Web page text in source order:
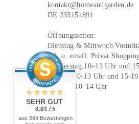
kontakt@homeandgarden.de
DE 233151891
Öffnungszeiten:
Dienstag & Mittwoch
Tel. o. email: Privat
Donnerstag:10–13 Uhr und
Freitag: 10-13 Uhr und 15-
Samstag 10–14 Uhr
SEHR GUT
4.91 / 5
aus 369 Bewertungen